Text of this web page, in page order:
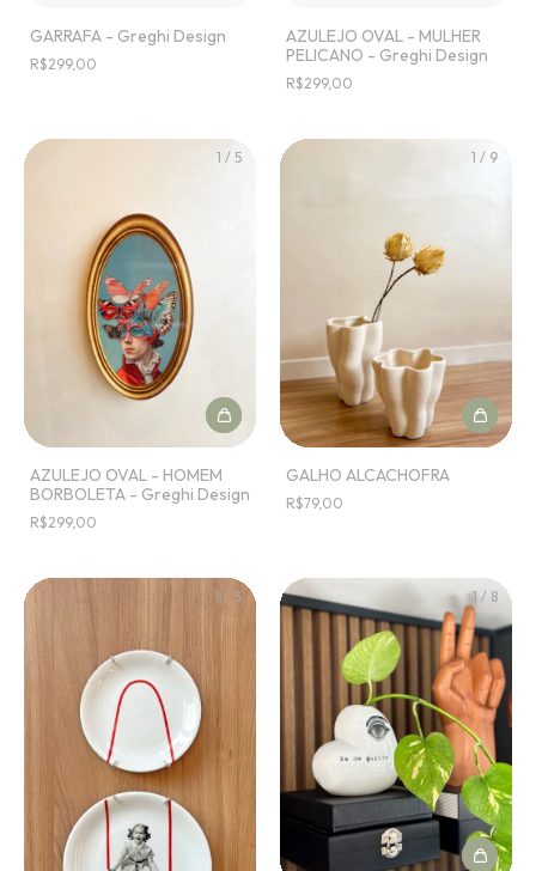
GARRAFA - Greghi Design
R$299,00
AZULEJO OVAL - MULHER
PELICANO - Greghi Design
R$299,00
1 / 5
AZULEJO OVAL - HOMEM
BORBOLETA - Greghi Design
R$299,00
1 / 9
GALHO ALCACHOFRA
R$79,00
1 / 3 1/ 8